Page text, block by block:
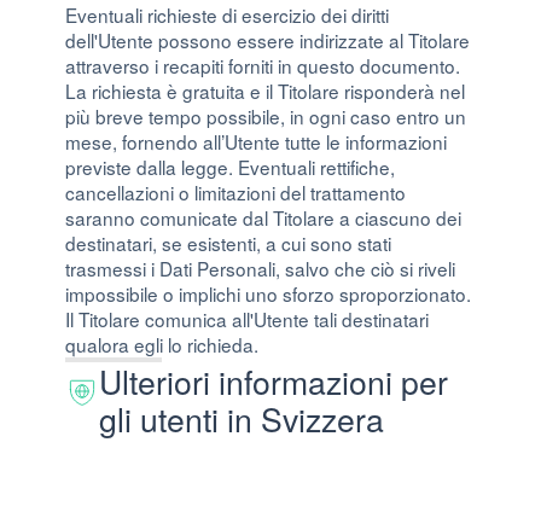
Eventuali richieste di esercizio dei diritti
dell'Utente possono essere indirizzate al Titolare
attraverso i recapiti forniti in questo documento.
La richiesta è gratuita e il Titolare risponderà nel
più breve tempo possibile, in ogni caso entro un
mese, fornendo all’Utente tutte le informazioni
previste dalla legge. Eventuali rettifiche,
cancellazioni o limitazioni del trattamento
saranno comunicate dal Titolare a ciascuno dei
destinatari, se esistenti, a cui sono stati
trasmessi i Dati Personali, salvo che ciò si riveli
impossibile o implichi uno sforzo sproporzionato.
Il Titolare comunica all'Utente tali destinatari
qualora egli lo richieda.
Ulteriori informazioni per
gli utenti in Svizzera